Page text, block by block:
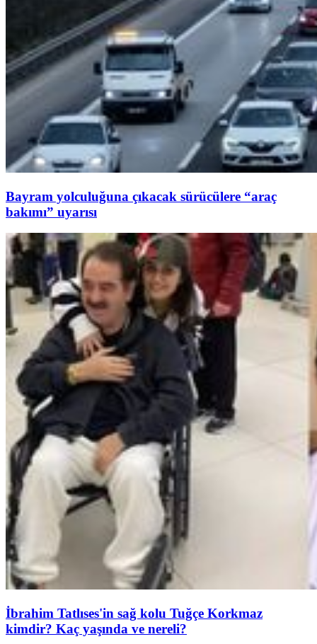
Bayram yolculuğuna çıkacak sürücülere “araç
bakımı” uyarısı
İbrahim Tatlıses'in sağ kolu Tuğçe Korkmaz
kimdir? Kaç yaşında ve nereli?